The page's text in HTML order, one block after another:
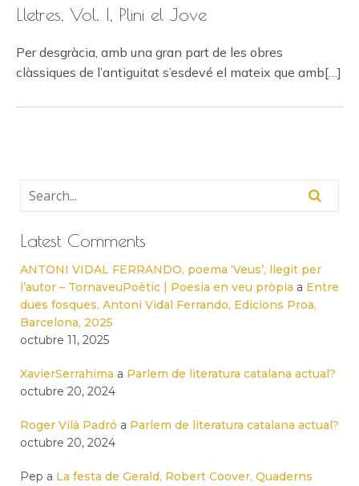
Lletres, Vol. I, Plini el Jove
Per desgràcia, amb una gran part de les obres
clàssiques de l’antiguitat s’esdevé el mateix que amb[…]
Latest Comments
ANTONI VIDAL FERRANDO, poema ‘Veus’, llegit per
l’autor – TornaveuPoètic | Poesia en veu pròpia a Entre
dues fosques, Antoni Vidal Ferrando, Edicions Proa,
Barcelona, 2025
octubre 11, 2025
XavierSerrahima a Parlem de literatura catalana actual?
octubre 20, 2024
Roger Vilà Padró a Parlem de literatura catalana actual?
octubre 20, 2024
Pep a La festa de Gerald, Robert Coover, Quaderns